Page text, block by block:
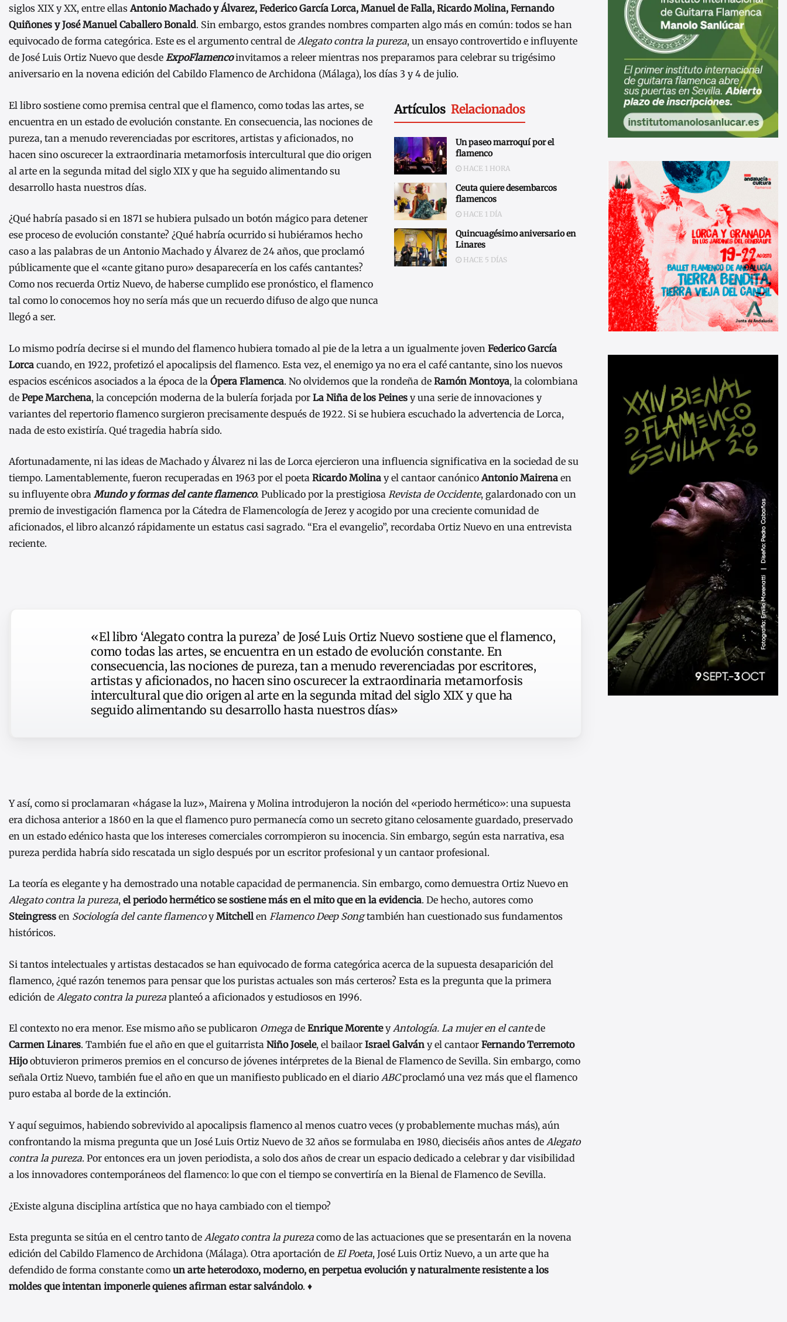
siglos XIX y XX, entre ellasAntonio Machado y Álvarez, Federico García Lorca, Manuel de Falla, Ricardo Molina, Fernando
Quiñones y José Manuel Caballero Bonald. Sin embargo, estos grandes nombres comparten algo más en común: todos se han
equivocado de forma categórica. Este es el argumento central de Alegato contra la pureza, un ensayo controvertido e influyente
de José Luis Ortiz Nuevo que desde ExpoFlamencoinvitamos a releer mientras nos preparamos para celebrar su trigésimo
aniversario en la novena edición del Cabildo Flamenco de Archidona (Málaga), los días 3 y 4 de julio.
Artículos Relacionados
Un paseo marroquí por el
flamenco
HACE 1 HORA
Ceuta quiere desembarcos
flamencos
HACE 1 DÍA
Quincuagésimo aniversario en
Linares
HACE 5 DÍAS
El libro sostiene como premisa central que el flamenco, como todas las artes, se
encuentra en un estado de evolución constante. En consecuencia, las nociones de
pureza, tan a menudo reverenciadas por escritores, artistas y aficionados, no
hacen sino oscurecer la extraordinaria metamorfosis intercultural que dio origen
al arte en la segunda mitad del siglo XIX y que ha seguido alimentando su
desarrollo hasta nuestros días.
¿Qué habría pasado si en 1871 se hubiera pulsado un botón mágico para detener
ese proceso de evolución constante? ¿Qué habría ocurrido si hubiéramos hecho
caso a las palabras de un Antonio Machado y Álvarez de 24 años, que proclamó
públicamente que el «cante gitano puro» desaparecería en los cafés cantantes?
Como nos recuerda Ortiz Nuevo, de haberse cumplido ese pronóstico, el flamenco
tal como lo conocemos hoy no sería más que un recuerdo difuso de algo que nunca
llegó a ser.
Lo mismo podría decirse si el mundo del flamenco hubiera tomado al pie de la letra a un igualmente joven Federico García
Lorca cuando, en 1922, profetizó el apocalipsis del flamenco. Esta vez, el enemigo ya no era el café cantante, sino los nuevos
espacios escénicos asociados a la época de la Ópera Flamenca. No olvidemos que la rondeña de Ramón Montoya, la colombiana
de Pepe Marchena, la concepción moderna de la bulería forjada por La Niña de los Peines y una serie de innovaciones y
variantes del repertorio flamenco surgieron precisamente después de 1922. Si se hubiera escuchado la advertencia de Lorca,
nada de esto existiría. Qué tragedia habría sido.
Afortunadamente, ni las ideas de Machado y Álvarez ni las de Lorca ejercieron una influencia significativa en la sociedad de su
tiempo. Lamentablemente, fueron recuperadas en 1963 por el poeta Ricardo Molina y el cantaor canónicoAntonio Mairena en
su influyente obra Mundo y formas del cante flamenco. Publicado por la prestigiosa Revista de Occidente, galardonado con un
premio de investigación flamenca por la Cátedra de Flamencología de Jerez y acogido por una creciente comunidad de
aficionados, el libro alcanzó rápidamente un estatus casi sagrado. “Era el evangelio”, recordaba Ortiz Nuevo en una entrevista
reciente.
«El libro ‘Alegato contra la pureza’ de José Luis Ortiz Nuevo sostiene que el flamenco,
como todas las artes, se encuentra en un estado de evolución constante. En
consecuencia, las nociones de pureza, tan a menudo reverenciadas por escritores,
artistas y aficionados, no hacen sino oscurecer la extraordinaria metamorfosis
intercultural que dio origen al arte en la segunda mitad del siglo XIX y que ha
seguido alimentando su desarrollo hasta nuestros días»
Y así, como si proclamaran «hágase la luz», Mairena y Molina introdujeron la noción del «periodo hermético»: una supuesta
era dichosa anterior a 1860 en la que el flamenco puro permanecía como un secreto gitano celosamente guardado, preservado
en un estado edénico hasta que los intereses comerciales corrompieron su inocencia. Sin embargo, según esta narrativa, esa
pureza perdida habría sido rescatada un siglo después por un escritor profesional y un cantaor profesional.
La teoría es elegante y ha demostrado una notable capacidad de permanencia. Sin embargo, como demuestra Ortiz Nuevo en
Alegato contra la pureza, el periodo hermético se sostiene más en el mito que en la evidencia. De hecho, autores como
Steingress en Sociología del cante flamencoyMitchellen Flamenco Deep Songtambién han cuestionado sus fundamentos
históricos.
Si tantos intelectuales y artistas destacados se han equivocado de forma categórica acerca de la supuesta desaparición del
flamenco, ¿qué razón tenemos para pensar que los puristas actuales son más certeros? Esta es la pregunta que la primera
edición de Alegato contra la pureza planteó a aficionados y estudiosos en 1996.
El contexto no era menor. Ese mismo año se publicaron Omega de Enrique MorenteyAntología. La mujer en el cantede
Carmen Linares. También fue el año en que el guitarrista Niño Josele, el bailaor Israel Galván y el cantaor Fernando Terremoto
Hijoobtuvieron primeros premios en el concurso de jóvenes intérpretes de la Bienal de Flamenco de Sevilla. Sin embargo, como
señala Ortiz Nuevo, también fue el año en que un manifiesto publicado en el diario ABCproclamó una vez más que el flamenco
puro estaba al borde de la extinción.
Y aquí seguimos, habiendo sobrevivido al apocalipsis flamenco al menos cuatro veces (y probablemente muchas más), aún
confrontando la misma pregunta que un José Luis Ortiz Nuevo de 32 años se formulaba en 1980, dieciséis años antes de Alegato
contra la pureza. Por entonces era un joven periodista, a solo dos años de crear un espacio dedicado a celebrar y dar visibilidad
a los innovadores contemporáneos del flamenco: lo que con el tiempo se convertiría en la Bienal de Flamenco de Sevilla.
¿Existe alguna disciplina artística que no haya cambiado con el tiempo?
Esta pregunta se sitúa en el centro tanto de Alegato contra la pureza como de las actuaciones que se presentarán en la novena
edición del Cabildo Flamenco de Archidona (Málaga). Otra aportación de El Poeta, José Luis Ortiz Nuevo, a un arte que ha
defendido de forma constante como un arte heterodoxo, moderno, en perpetua evolución y naturalmente resistente a los
moldes que intentan imponerle quienes afirman estar salvándolo. ♦